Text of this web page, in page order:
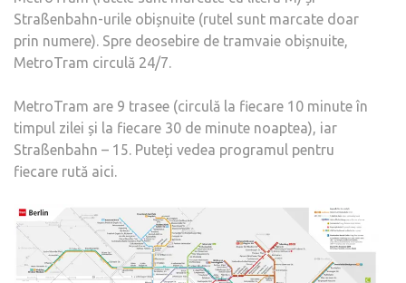
Straßenbahn-urile obișnuite (rutel sunt marcate doar
prin numere). Spre deosebire de tramvaie obișnuite,
MetroTram circulă 24/7.
MetroTram are 9 trasee (circulă la fiecare 10 minute în
timpul zilei și la fiecare 30 de minute noaptea), iar
Straßenbahn – 15. Puteți vedea programul pentru
fiecare rută aici.